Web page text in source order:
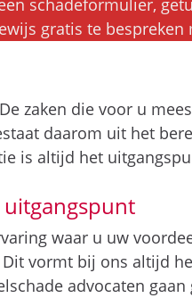
schadeformulier,
gratis te bespreken
zaken die voor u
daarom uit het
is altijd het
waar u uw
vormt bij ons altijd
advocaten